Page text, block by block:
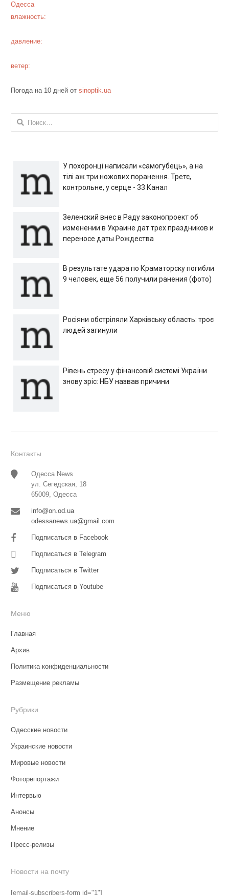
Одесса
влажность:
давление:
ветер:
Погода на 10 дней от sinoptik.ua
Найти:
У похоронці написали «самогубець», а на
тілі аж три ножових поранення. Третє,
контрольне, у серце - 33 Канал
Зеленский внес в Раду законопроект об
изменении в Украине дат трех праздников и
переносе даты Рождества
В результате удара по Краматорску погибли
9 человек, еще 56 получили ранения (фото)
Росіяни обстріляли Харківську область: троє
людей загинули
Рівень стресу у фінансовій системі України
знову зріс: НБУ назвав причини
Контакты
Одесса News
ул. Сегедская, 18
65009, Одесса
info@on.od.ua
odessanews.ua@gmail.com
Подписаться в Facebook
Подписаться в Telegram
Подписаться в Twitter
Подписаться в Youtube
Меню
Главная
Архив
Политика конфиденциальности
Размещение рекламы
Рубрики
Одесские новости
Украинские новости
Мировые новости
Фоторепортажи
Интервью
Анонсы
Мнение
Пресс-релизы
Новости на почту
[email-subscribers-form id="1"]